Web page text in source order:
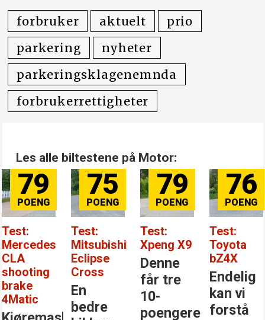
forbruker aktuelt
prio
parkering
nyheter
parkeringsklagenemnda
forbrukerrettigheter
Les alle biltestene på Motor:
79
Test:
Mercedes
CLA
shooting
brake
4Matic
75
Test:
Mitsubishi
Eclipse
Cross
En
bedre
79
Test:
Xpeng X9
Denne
får tre
10-
poengere
76
Test:
Toyota
bZ4X
Endelig
kan vi
forstå